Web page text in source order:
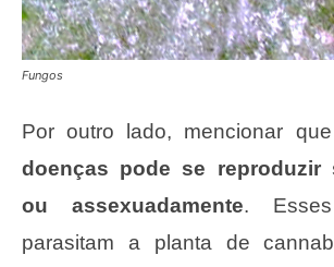
Fungos
Por outro lado, mencionar
doenças pode se reproduzir
ou assexuadamente. Esses
parasitam a planta de